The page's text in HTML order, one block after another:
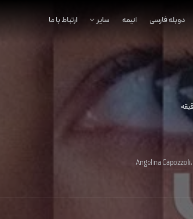
دوبله فارسی انیمه سایر ارتباط با ما
Angelina Capozzoli،